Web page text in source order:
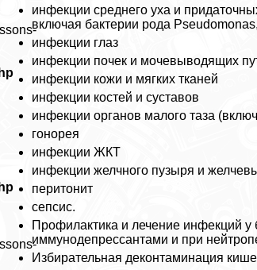
инфекции среднего уха и
включая бактерии рода
инфекции глаз
инфекции почек и мочевыводящих
инфекции кожи и мягких тканей
инфекции костей и суставов
инфекции органов малого таза
гoнopeя
инфекции ЖКТ
инфекции желчного пузыря и
перитонит
сепсис.
Профилактика и лечение инфекций
иммунодепрессантами и при
Избирательная деконтаминация